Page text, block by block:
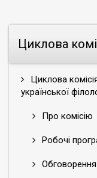
Циклова
Циклова
української
Про комісію
Робочі
Обговорення